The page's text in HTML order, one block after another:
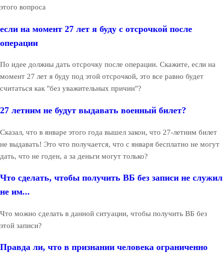
этого вопроса
если на момент 27 лет я буду с отсрочкой после
операции
По идее должны дать отсрочку после операции. Скажите, если на
момент 27 лет я буду под этой отсрочкой, это все равно будет
считаться как "без уважительных причин"?
27 летним не будут выдавать военный билет?
Сказал, что в январе этого года вышел закон, что 27-летним билет
не выдавать! Это что получается, что с января бесплатно не могут
дать, что не годен, а за деньги могут только?
Что сделать, чтобы получить ВБ без записи не служил
не им...
Что можно сделать в данной ситуации, чтобы получить ВБ без
этой записи?
Правда ли, что в признании человека ограниченно